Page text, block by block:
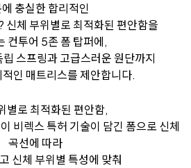
충실한 합리적인
신체 부위별로 최적화된 편안함을
컨투어 5존 폼 탑퍼에,
스프링과 고급스러운 원단까지
인 매트리스를 제안합니다.
별로 최적화된 편안함,
비렉스 특허 기술이 담긴 폼으로 신체
곡선에 따라
신체 부위별 특성에 맞춰